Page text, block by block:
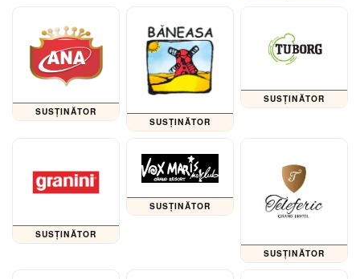
SUSȚINĂTOR
SUSȚINĂTOR
SUSȚINĂTOR
SUSȚINĂTOR
SUSȚINĂTOR
SUSȚINĂTOR